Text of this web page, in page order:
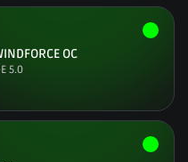
OC
5.0